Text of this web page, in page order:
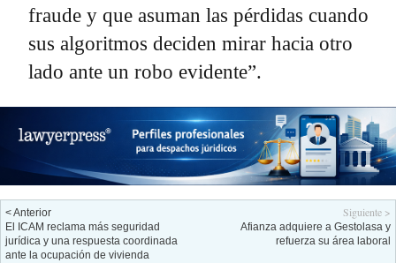
fraude y que asuman las pérdidas cuando
sus algoritmos deciden mirar hacia otro
lado ante un robo evidente”.
< Anterior
El ICAM reclama más seguridad
jurídica y una respuesta coordinada
ante la ocupación de vivienda
Siguiente >
Afianza adquiere a Gestolasa y
refuerza su área laboral